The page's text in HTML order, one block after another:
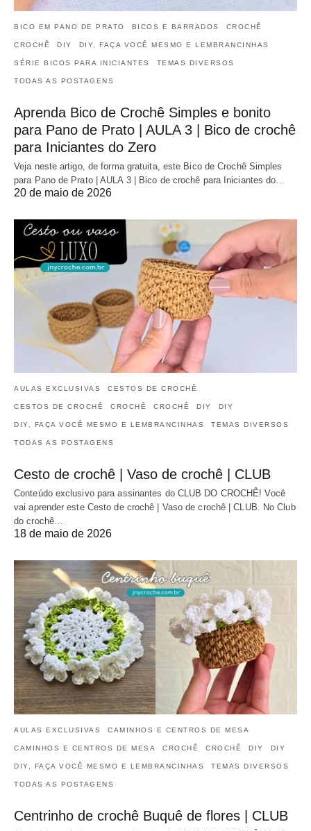
BICO EM PANO DE PRATO BICOS E BARRADOS CROCHÊ
CROCHÊ DIY DIY, FAÇA VOCÊ MESMO E LEMBRANCINHAS
SÉRIE BICOS PARA INICIANTES TEMAS DIVERSOS
TODAS AS POSTAGENS
Aprenda Bico de Crochê Simples e bonito
para Pano de Prato | AULA 3 | Bico de crochê
para Iniciantes do Zero
Veja neste artigo, de forma gratuita, este Bico de Crochê Simples
para Pano de Prato | AULA 3 | Bico de crochê para Iniciantes do…
20 de maio de 2026
AULAS EXCLUSIVAS CESTOS DE CROCHÊ
CESTOS DE CROCHÊ CROCHÊ CROCHÊ DIY DIY
DIY, FAÇA VOCÊ MESMO E LEMBRANCINHAS TEMAS DIVERSOS
TODAS AS POSTAGENS
Cesto de crochê | Vaso de crochê | CLUB
Conteúdo exclusivo para assinantes do CLUB DO CROCHÊ! Você
vai aprender este Cesto de crochê | Vaso de crochê | CLUB. No Club
do crochê…
18 de maio de 2026
AULAS EXCLUSIVAS CAMINHOS E CENTROS DE MESA
CAMINHOS E CENTROS DE MESA CROCHÊ CROCHÊ DIY DIY
DIY, FAÇA VOCÊ MESMO E LEMBRANCINHAS TEMAS DIVERSOS
TODAS AS POSTAGENS
Centrinho de crochê Buquê de flores | CLUB